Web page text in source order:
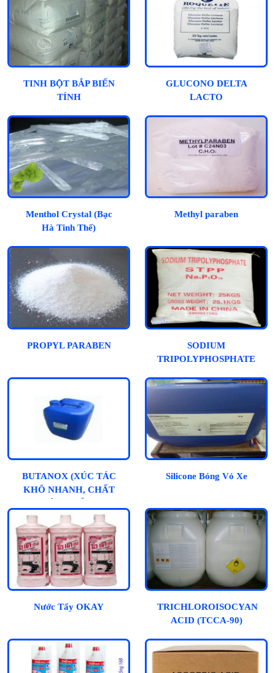
TINH BỘT BẮP BIẾN
TÍNH
GLUCONO DELTA
LACTO
Menthol Crystal (Bạc
Hà Tinh Thể)
Methyl paraben
PROPYL PARABEN
SODIUM
TRIPOLYPHOSPHATE
BUTANOX (XÚC TÁC
KHÔ NHANH, CHẤT
Silicone Bóng Vỏ Xe
Nước Tẩy OKAY
ACID (TCCA-90)